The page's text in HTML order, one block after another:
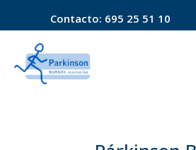
Contacto: 695 25 51 10